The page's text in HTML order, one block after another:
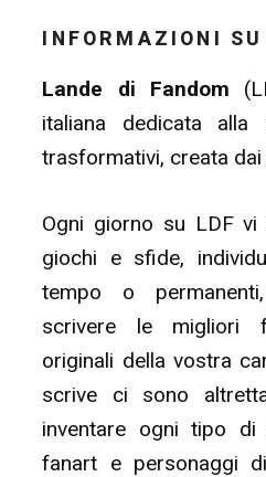
INFORMAZIONI
Lande di Fandom
italiana dedicata
trasformativi, creata
Ogni giorno su LDF vi
giochi e sfide,
tempo o
scrivere le migliori
originali della vostra
scrive ci sono
inventare ogni tipo di
fanart e personaggi